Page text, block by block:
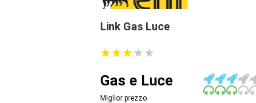
Link Gas Luce
★★★★★
★★★★★
Gas e Luce
Miglior prezzo